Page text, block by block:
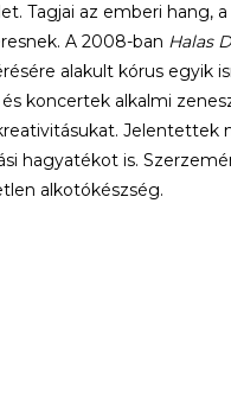
Tagjai az emberi hang,
A 2008-ban Halas
alakult kórus egyik
koncertek alkalmi
Jelentettek
hagyatékot is.
alkotókészség.